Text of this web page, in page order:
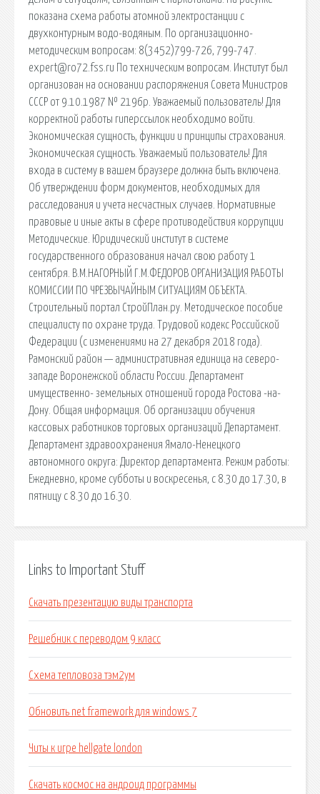
показана схема работы атомной электростанции с
двухконтурным водо-водяным. По организационно-
методическим вопросам: 8(3452)799-726, 799-747.
expert@ro72.fss.ru По техническим вопросам. Институт был
организован на основании распоряжения Совета Министров
СССР от 9.10.1987 № 2196р. Уважаемый пользователь! Для
корректной работы гиперссылок необходимо войти.
Экономическая сущность, функции и принципы страхования.
Экономическая сущность. Уважаемый пользователь! Для
входа в систему в вашем браузере должна быть включена.
Об утверждении форм документов, необходимых для
расследования и учета несчастных случаев. Нормативные
правовые и иные акты в сфере противодействия коррупции
Методические. Юридический институт в системе
государственного образования начал свою работу 1
сентября. В.М.НАГОРНЫЙ Г.М.ФЕДОРОВ ОРГАНИЗАЦИЯ РАБОТЫ
КОМИССИИ ПО ЧРЕЗВЫЧАЙНЫМ СИТУАЦИЯМ ОБЪЕКТА.
Строительный портал СтройПлан.ру. Методическое пособие
специалисту по охране труда. Трудовой кодекс Российской
Федерации (с изменениями на 27 декабря 2018 года).
Рамонский район — административная единица на северо-
западе Воронежской области России. Департамент
имущественно- земельных отношений города Ростова -на-
Дону. Общая информация. Об организации обучения
кассовых работников торговых организаций Департамент.
Департамент здравоохранения Ямало-Ненецкого
автономного округа: Директор департамента. Режим работы:
Ежедневно, кроме субботы и воскресенья, с 8.30 до 17.30, в
пятницу с 8.30 до 16.30.
Links to Important Stuff
Скачать презентацию виды транспорта
Решебник с переводом 9 класс
Схема тепловоза тэм2ум
Обновить net framework для windows 7
Читы к игре hellgate london
Скачать космос на андроид программы